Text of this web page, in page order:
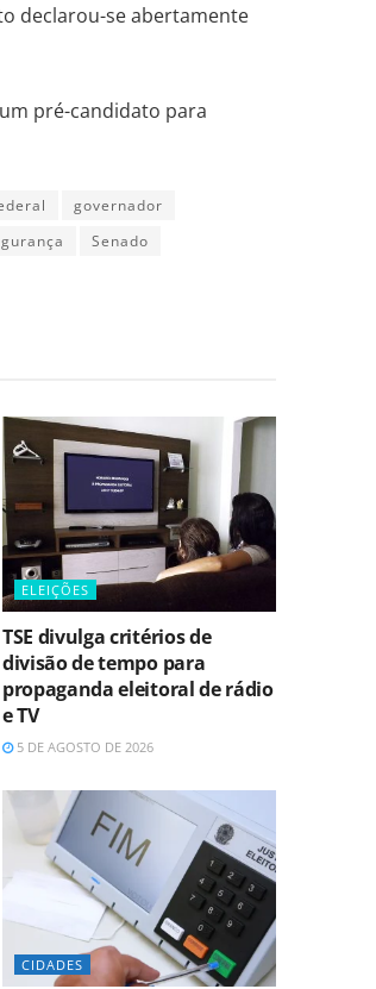
declarou-se abertamente
pré-candidato para
governador
Senado
ELEIÇÕES
TSE divulga critérios de
divisão de tempo para
propaganda eleitoral de rádio
e TV
5 DE AGOSTO DE 2026
CIDADES